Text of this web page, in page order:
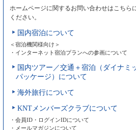
ホームページに関するお問い合わせはこちら
ください。
国内宿泊について
＜宿泊機関様向け＞
・インターネット宿泊プランへの参画について
国内ツアー／交通＋宿泊（ダイナミ
パッケージ）について
海外旅行について
KNTメンバーズクラブについて
・会員ID・ログインIDについて
・メールマガジンについて